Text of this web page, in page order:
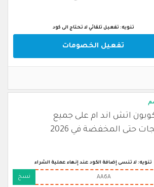
تنويه: تفعيل تلقائي لا تحتاج الى كود
تفعيل الخصومات
كوبون اتش اند ام على جميع
حتى المخفضة في 2026
تنويه: لا تنسى إضافة الكود عند إنهاء عملية الشراء
AA6A نسخ